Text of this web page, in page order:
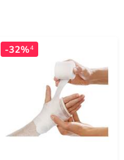
-32%4